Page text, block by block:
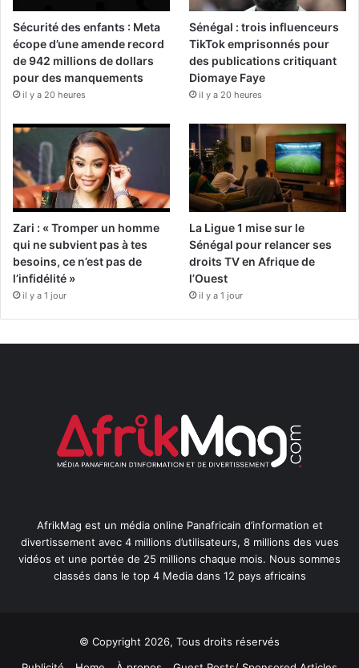
Sécurité des enfants : Meta
écope d’une amende record
de 942 millions de dollars
pour des manquements
il y a 20 heures
Sénégal : trois influenceurs
TikTok emprisonnés pour
des publications critiquant
Diomaye Faye
il y a 20 heures
Zari : « Tromper un homme
qui ne subvient pas à tes
besoins, ce n’est pas de
l’infidélité »
il y a 1 jour
La Ligue 1 mise sur le
Sénégal pour relancer ses
droits TV en Afrique de
l’Ouest
il y a 1 jour
AfrikMag est un média online Panafricain d’information et
divertissement avec 4 millions d’utilisateurs, 8 millions des vues
vidéos et une portée de 25 millions chaque mois. Nous sommes
classés dans le top 4 Media dans 12 pays africains
© Copyright 2026, Tous droits réservés